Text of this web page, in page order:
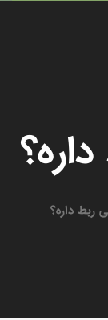
ربط داره؟